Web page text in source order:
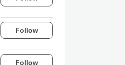
Follow
Follow